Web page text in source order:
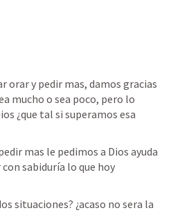
orar y pedir mas, damos gracias
mucho o sea poco, pero lo
¿que tal si superamos esa
mas le pedimos a Dios ayuda
sabiduría lo que hoy
situaciones? ¿acaso no sera la